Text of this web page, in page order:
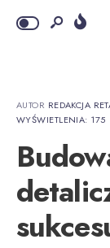
AUTOR REDAKCJA
WYŚWIETLENIA: 175